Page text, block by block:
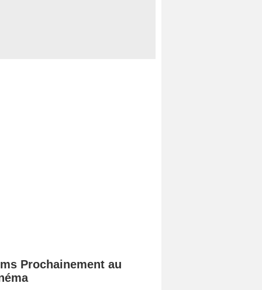
Prochainement au